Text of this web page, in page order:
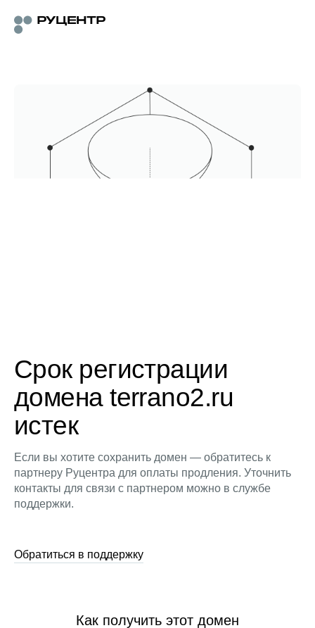
Срок регистрации
домена terrano2.ru
истек
Если вы хотите сохранить домен — обратитесь к
партнеру Руцентра для оплаты продления. Уточнить
контакты для связи с партнером можно в службе
поддержки.
Обратиться в поддержку
Как получить этот домен